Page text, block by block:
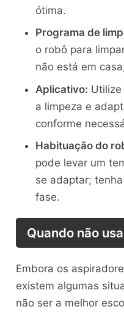
ótima.
Programa de
o robô para
não está em
Aplicativo:
a limpeza e
conforme
Habituação do
pode levar um
se adaptar;
fase.
Quando não
Embora os
existem algumas
não ser a melhor